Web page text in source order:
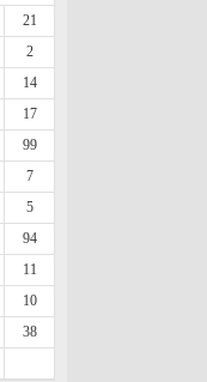
21
2
14
17
99
7
5
94
11
10
38